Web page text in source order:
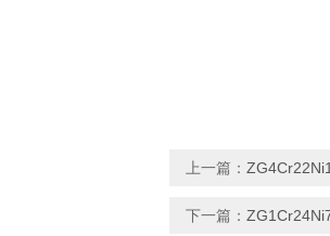
上一篇：
下一篇：